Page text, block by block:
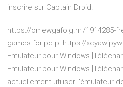
inscrire sur Captain Droid.
https://omewgafolg.ml/1914285-
games-for-pc.pl https://
Emulateur pour Windows
Emulateur pour Windows
actuellement utiliser l'émulateur